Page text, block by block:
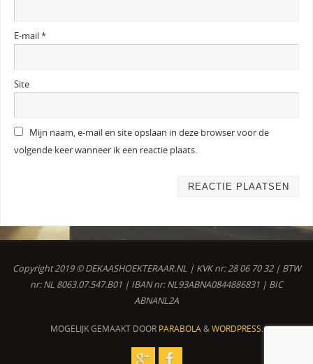
E-mail*
Site
Mijn naam, e-mail en site opslaan in deze browser voor de
volgende keer wanneer ik een reactie plaats.
Copyright 2019 © DEKAASHOEKTERAAR.NL | KVK nr: 28 06 70 32 | BTW
nr: NL 8063.07.547.B01 | IBAN nr: NL93ABNA0844886831 | BIC
ABNANL2A
MOGELIJK GEMAAKT DOOR PARABOLA&WORDPRESS.